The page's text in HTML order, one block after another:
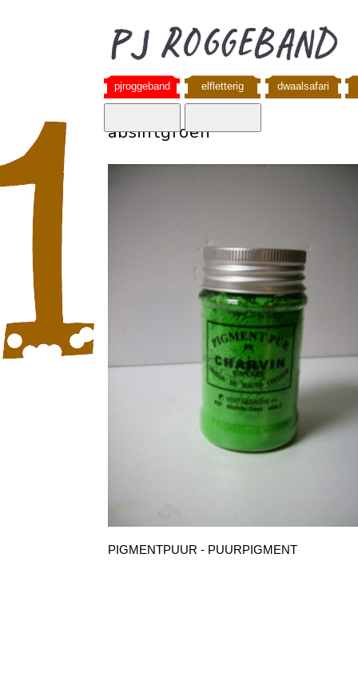
pjroggeband elfletterig dwaalsafari
absintgroen
PIGMENTPUUR - PUURPIGMENT